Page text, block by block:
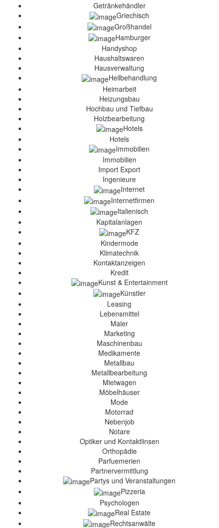
Getränkehändler
Griechisch
Großhandel
Hamburger
Handyshop
Haushaltswaren
Hausverwaltung
Heilbehandlung
Heimarbeit
Heizungsbau
Hochbau und Tiefbau
Holzbearbeitung
Hotels
Hotels
Immobilien
Immobilien
Import Export
Ingenieure
Internet
Internetfirmen
Italienisch
Kapitalanlagen
KFZ
Kindermode
Klimatechnik
Kontaktanzeigen
Kredit
Kunst & Entertainment
Künstler
Leasing
Lebensmittel
Maler
Marketing
Maschinenbau
Medikamente
Metallbau
Metallbearbeitung
Mietwagen
Möbelhäuser
Mode
Motorrad
Nebenjob
Notare
Optiker und Kontaktlinsen
Orthopädie
Parfuemerien
Partnervermittlung
Partys und Veranstaltungen
Pizzeria
Psychologen
Real Estate
Rechtsanwälte